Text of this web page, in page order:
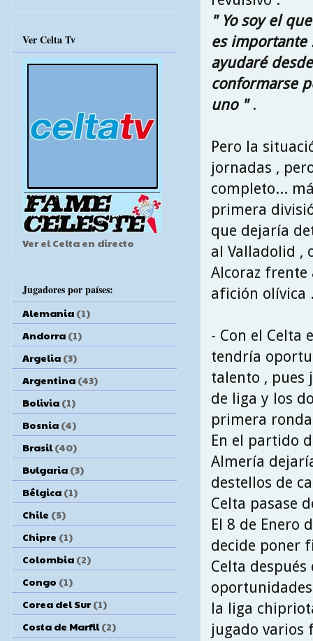
" Yo soy el
es importante
ayudaré
conformarse
uno ".
Pero la
jornadas ,
completo...
primera
que dejaría
al Valladolid ,
Alcoraz frente
afición olívica
- Con el Celta
tendría
talento , pues
de liga y los
primera
En el partido
Almería
destellos de
Celta pasase
El 8 de Enero
decide poner
Celta
la liga
jugado varios
Ver Celta Tv
Ver el Celta en directo
Jugadores por países:
Alemania (1)
Andorra (1)
Argelia (3)
Argentina (43)
Bolivia (1)
Bosnia (4)
Brasil (40)
Bulgaria (3)
Bélgica (1)
Chile (5)
Chipre (1)
Colombia (2)
Congo (1)
Corea del Sur (1)
Costa de Marfil (2)